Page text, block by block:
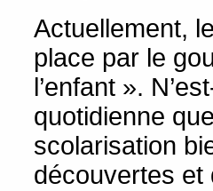
Actuellement,
place par le
l’enfant ».
quotidienne
scolarisation
découvertes et